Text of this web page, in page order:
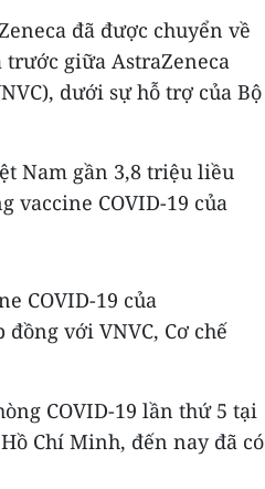
đã được chuyển về
giữa AstraZeneca
dưới sự hỗ trợ của Bộ
Nam gần 3,8 triệu liều
vaccine COVID-19 của
COVID-19 của
với VNVC, Cơ chế
COVID-19 lần thứ 5 tại
Chí Minh, đến nay đã có